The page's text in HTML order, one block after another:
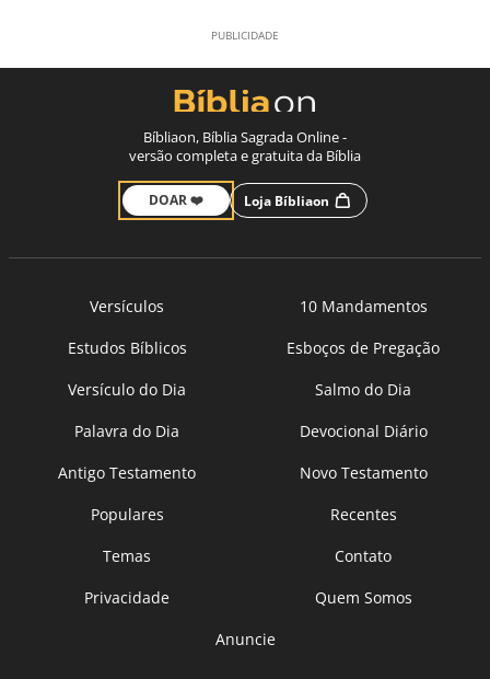
Bíbliaon, Bíblia Sagrada Online -
versão completa e gratuita da Bíblia
DOAR ❤️ Loja Bíbliaon
Versículos
10 Mandamentos
Estudos Bíblicos
Esboços de Pregação
Versículo do Dia
Salmo do Dia
Palavra do Dia
Devocional Diário
Antigo Testamento
Novo Testamento
Populares
Recentes
Temas
Contato
Privacidade
Quem Somos
Anuncie